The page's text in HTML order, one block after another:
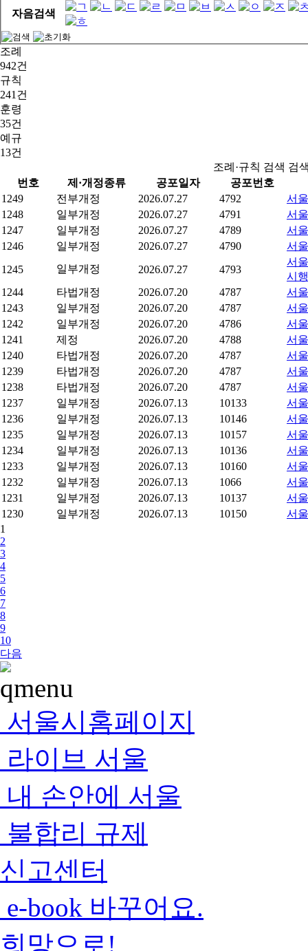
자음검색
조례
942건
규칙
241건
훈령
35건
예규
13건
조례·규칙 검색 검
번호
제·개정종류 공포일자
공포번호
1249
전부개정 2026.07.27 4792
서
1248
일부개정 2026.07.27 4791
서
1247
일부개정 2026.07.27 4789
서
1246
일부개정 2026.07.27 4790
서
1245
일부개정 2026.07.27 4793
서
시
1244
타법개정 2026.07.20 4787
서
1243
일부개정 2026.07.20 4787
서
1242
일부개정 2026.07.20 4786
서
1241
제정 2026.07.20 4788
서
1240
타법개정 2026.07.20 4787
서
1239
타법개정 2026.07.20 4787
서
1238
타법개정 2026.07.20 4787
서
1237
일부개정 2026.07.13 10133
서
1236
일부개정 2026.07.13 10146
서
1235
일부개정 2026.07.13 10157
서
1234
일부개정 2026.07.13 10136
서
1233
일부개정 2026.07.13 10160
서
1232
일부개정 2026.07.13 1066
서
1231
일부개정 2026.07.13 10137
서
1230
일부개정 2026.07.13 10150
서
1
2
3
4
5
6
7
8
9
10
다음
서울시홈페이지
라이브 서울
내 손안에 서울
불합리 규제
신고센터
e-book 바꾸어요.
희망으로!